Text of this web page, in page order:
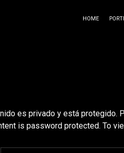
HOME
es privado y está protegido.
is password protected. To